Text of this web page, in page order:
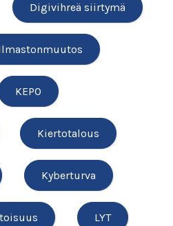
Digivihreä siirtymä
KEPO
Kiertotalous
Kyberturva
LYT